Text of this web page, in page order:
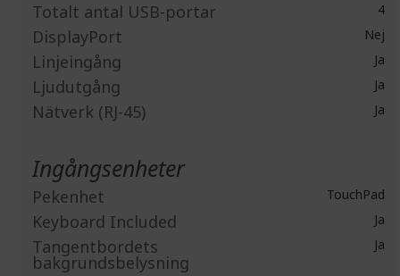
Totalt antal USB-portar 4
DisplayPort Nej
Linjeingång Ja
Ljudutgång Ja
Nätverk (RJ-45) Ja
Ingångsenheter
Pekenhet TouchPad
Keyboard Included Ja
Tangentbordets
bakgrundsbelysning
Ja